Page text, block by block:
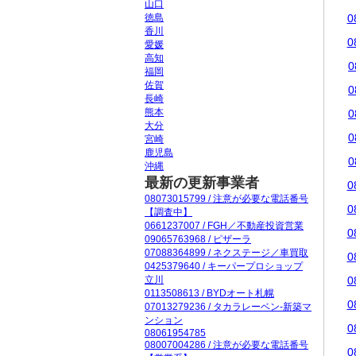
山口
徳島
香川
愛媛
高知
福岡
佐賀
長崎
熊本
大分
宮崎
鹿児島
沖縄
最新の更新事業者
08073015799 / 注意が必要な電話番号
【調査中】
0661237007 / FGH／不動産投資営業
09065763968 / ピザーラ
07088364899 / ネクステージ／車買取
0425379640 / キーパープロショップ
立川
0113508613 / BYDオート札幌
07013279236 / タカラレーベン-新築マ
ンション
08061954785
08007004286 / 注意が必要な電話番号